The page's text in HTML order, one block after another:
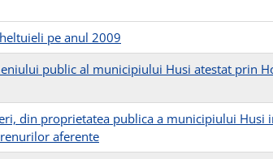
pe anul 2009
public al municipiului Husi atestat prin
din proprietatea publica a municipiului Husi
aferente